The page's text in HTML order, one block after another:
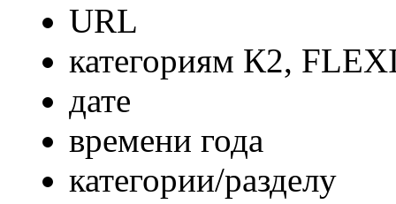
URL
категориям К2,
дате
времени года
категории/разделу